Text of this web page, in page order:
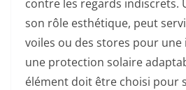
contre les regards indiscrets.
son rôle esthétique, peut
voiles ou des stores pour
une protection solaire
élément doit être choisi pour